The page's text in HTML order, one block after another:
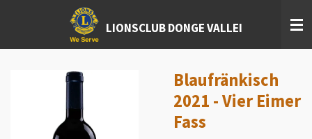
hoofdinhoud
LIONSCLUB DONGE VALLEI
Blaufränkisch
2021 - Vier Eimer
Fass